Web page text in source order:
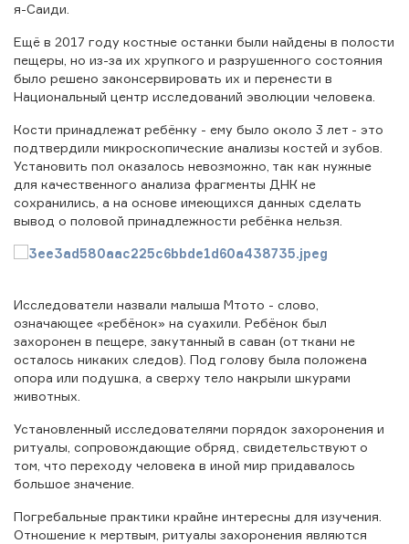
я-Саиди.
Ещё в 2017 году костные останки были найдены в полости
пещеры, но из-за их хрупкого и разрушенного состояния
было решено законсервировать их и перенести в
Национальный центр исследований эволюции человека.
Кости принадлежат ребёнку - ему было около 3 лет - это
подтвердили микроскопические анализы костей и зубов.
Установить пол оказалось невозможно, так как нужные
для качественного анализа фрагменты ДНК не
сохранились, а на основе имеющихся данных сделать
вывод о половой принадлежности ребёнка нельзя.
Исследователи назвали малыша Мтото - слово,
означающее «ребёнок» на суахили. Ребёнок был
захоронен в пещере, закутанный в саван (от ткани не
осталось никаких следов). Под голову была положена
опора или подушка, а сверху тело накрыли шкурами
животных.
Установленный исследователями порядок захоронения и
ритуалы, сопровождающие обряд, свидетельствуют о
том, что переходу человека в иной мир придавалось
большое значение.
Погребальные практики крайне интересны для изучения.
Отношение к мертвым, ритуалы захоронения являются